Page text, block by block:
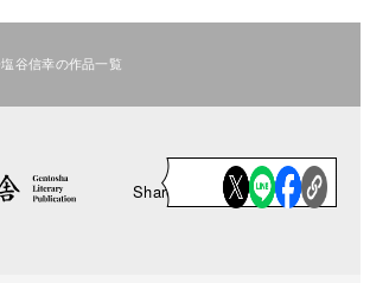
塩谷信幸の作品一覧
Share